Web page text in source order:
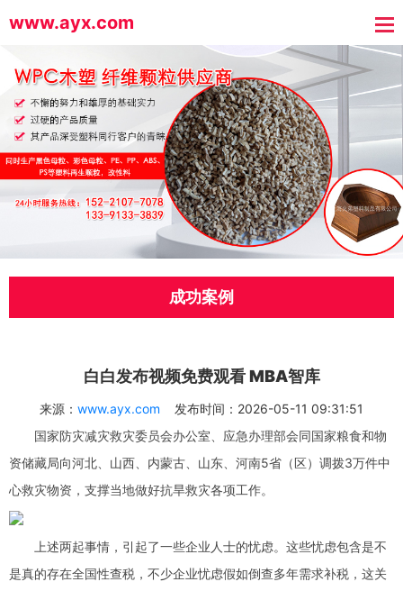
www.ayx.com
成功案例
白白发布视频免费观看 MBA智库
来源： www.ayx.com 发布时间：2026-05-11 09:31:51
国家防灾减灾救灾委员会办公室、应急办理部会同国家粮食和物
资储藏局向河北、山西、内蒙古、山东、河南5省（区）调拨3万件中
心救灾物资，支撑当地做好抗旱救灾各项工作。
上述两起事情，引起了一些企业人士的忧虑。这些忧虑包含是不
是真的存在全国性查税，不少企业忧虑假如倒查多年需求补税，这关